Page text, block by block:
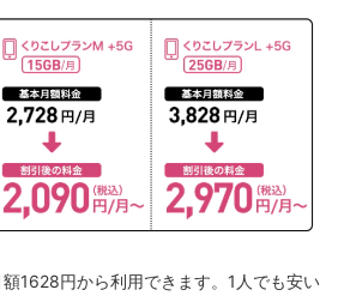
1628円から利用できます。1人でも安い